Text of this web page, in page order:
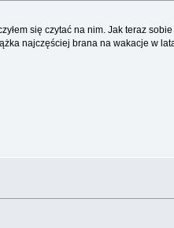
się czytać na nim. Jak teraz
najczęściej brana na wakacje w